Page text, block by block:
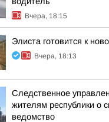
Вчера, 18:15
Элиста готовится к
Вчера, 18:13
Следственное
жителям республики о
ведомство